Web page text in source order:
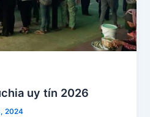
uy tín 2026
2024